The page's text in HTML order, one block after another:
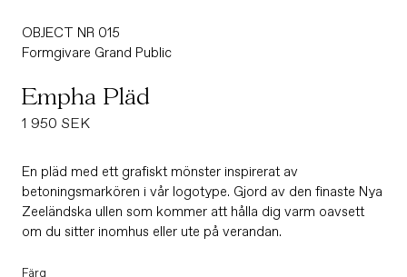
OBJECT NR 015
Formgivare Grand Public
Empha Pläd
Ordinarie
1 950 SEK
En pläd med ett grafiskt mönster inspirerat av
betoningsmarkören i vår logotype. Gjord av den finaste Nya
Zeeländska ullen som kommer att hålla dig varm oavsett
om du sitter inomhus eller ute på verandan.
Färg